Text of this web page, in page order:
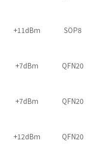
+11dBm SOP8
+7dBm QFN20
+7dBm QFN20
+12dBm QFN20